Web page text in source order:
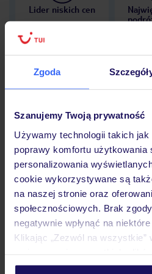
Zgoda
Szanujemy Twoją prywatność
Używamy technologii takich
poprawy komfortu użytkowania
personalizowania
cookie wykorzystywane są
na naszej stronie oraz
społecznościowych. Brak
negatywnie wpłynąć na
Klikając „Zezwól na wszystkie”
personalizować swój wybór
Lider niskich cen
Opinie
Pokoje
Wyżywienie